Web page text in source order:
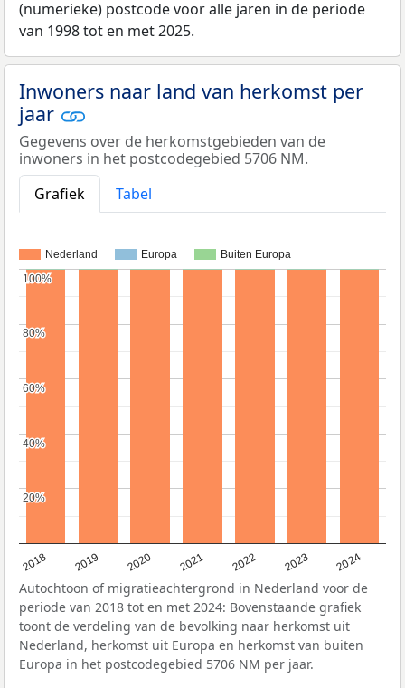
(numerieke) postcode voor alle jaren in de periode
van 1998 tot en met 2025.
Inwoners naar land van herkomst per
jaar
Gegevens over de herkomstgebieden van de
inwoners in het postcodegebied 5706 NM.
Grafiek
Tabel
Nederland Europa Buiten Europa
2018 2019 2020 2021 2022 2023 2024
20%
20%
40%
40%
60%
60%
80%
80%
100%
100%
Autochtoon of migratieachtergrond in Nederland voor de
periode van 2018 tot en met 2024: Bovenstaande grafiek
toont de verdeling van de bevolking naar herkomst uit
Nederland, herkomst uit Europa en herkomst van buiten
Europa in het postcodegebied 5706 NM per jaar.